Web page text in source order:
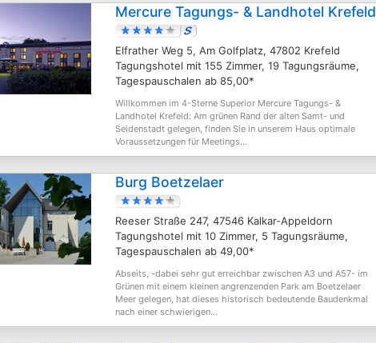
Mercure Tagungs- & Landhotel Krefeld
Elfrather Weg 5, Am Golfplatz, 47802 Krefeld
Tagungshotel mit 155 Zimmer, 19 Tagungsräume,
Tagespauschalen ab 85,00*
Willkommen im 4-Sterne Superior Mercure Tagungs- &
Landhotel Krefeld: Am grünen Rand der alten Samt- und
Seidenstadt gelegen, finden Sie in unserem Haus optimale
Voraussetzungen für Meetings...
Burg Boetzelaer
Reeser Straße 247, 47546 Kalkar-Appeldorn
Tagungshotel mit 10 Zimmer, 5 Tagungsräume,
Tagespauschalen ab 49,00*
Abseits, -dabei sehr gut erreichbar zwischen A3 und A57- im
Grünen mit einem kleinen angrenzenden Park am Boetzelaer
Meer gelegen, hat dieses historisch bedeutende Baudenkmal
nach einer schwierigen...